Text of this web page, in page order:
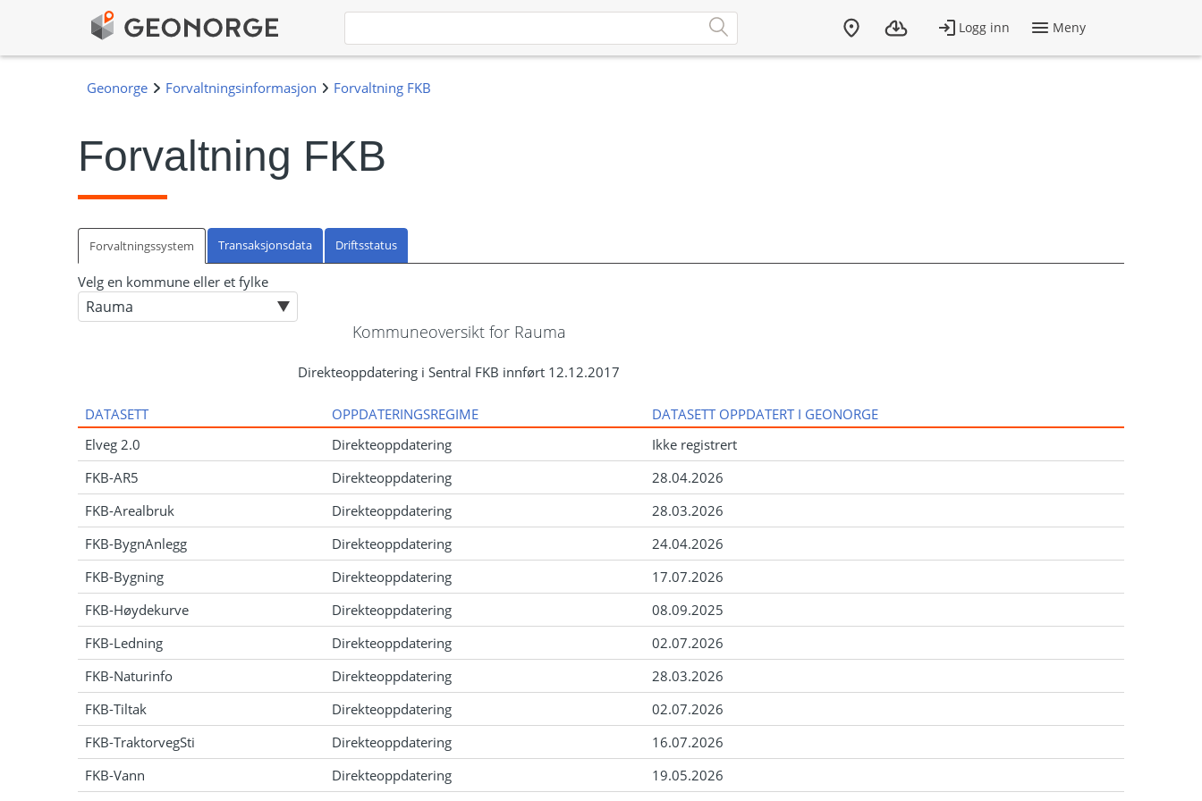
Forvaltning FKB
Forvaltningssystem Transaksjonsdata Driftsstatus
Kommuneoversikt for Rauma
Direkteoppdatering i Sentral FKB innført 12.12.2017
Velg en kommune eller et fylke
DATASETT OPPDATERINGSREGIME
DATASETT OPPDATERT I GEONORGE
Elveg 2.0
Direkteoppdatering
Ikke registrert
FKB-AR5
Direkteoppdatering
28.04.2026
FKB-Arealbruk
Direkteoppdatering
28.03.2026
FKB-BygnAnlegg
Direkteoppdatering
24.04.2026
FKB-Bygning
Direkteoppdatering
17.07.2026
FKB-Høydekurve
Direkteoppdatering
08.09.2025
FKB-Ledning
Direkteoppdatering
02.07.2026
FKB-Naturinfo
Direkteoppdatering
28.03.2026
FKB-Tiltak
Direkteoppdatering
02.07.2026
FKB-TraktorvegSti
Direkteoppdatering
16.07.2026
FKB-Vann
Direkteoppdatering
19.05.2026